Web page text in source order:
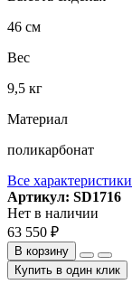
46 см
Вес
9,5 кг
Материал
поликарбонат
Все характеристики
Артикул: SD1716
Нет в наличии
63 550 ₽
В корзину
Купить в один клик